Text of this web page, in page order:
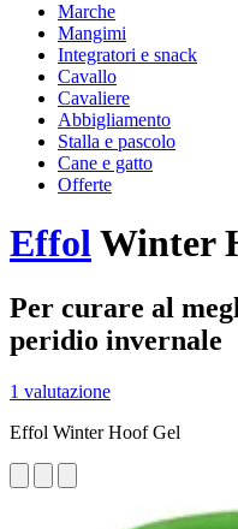
Marche
Mangimi
Integratori e snack
Cavallo
Cavaliere
Abbigliamento
Stalla e pascolo
Cane e gatto
Offerte
EffolWinter
Per curare al
peridio invernale
1 valutazione
Effol Winter Hoof Gel